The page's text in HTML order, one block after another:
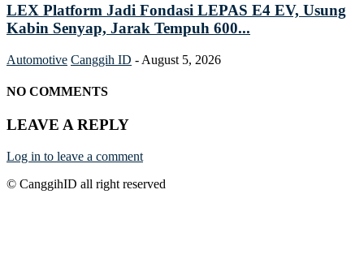
LEX Platform Jadi Fondasi LEPAS E4 EV, Usung
Kabin Senyap, Jarak Tempuh 600...
Automotive Canggih ID - August 5, 2026
NO COMMENTS
LEAVE A REPLY
Log in to leave a comment
© CanggihID all right reserved